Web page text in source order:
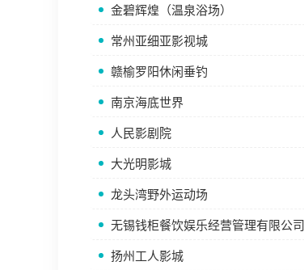
金碧辉煌（温泉浴场）
常州亚细亚影视城
赣榆罗阳休闲垂钓
南京海底世界
人民影剧院
大光明影城
龙头湾野外运动场
无锡钱柜餐饮娱乐经营管理有限公司
扬州工人影城